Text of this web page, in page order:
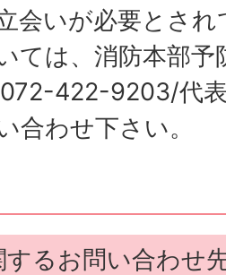
会いが必要とされ
ては、消防本部予
422-9203/代
合わせ下さい。
するお問い合わせ